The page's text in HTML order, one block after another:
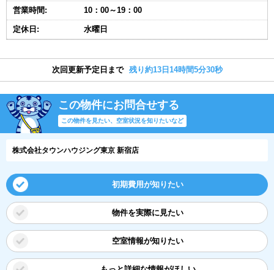
営業時間: 10：00～19：00
定休日: 水曜日
次回更新予定日まで 残り約13日14時間5分29秒
この物件にお問合せする
この物件を見たい、空室状況を知りたいなど
株式会社タウンハウジング東京 新宿店
初期費用が知りたい
物件を実際に見たい
空室情報が知りたい